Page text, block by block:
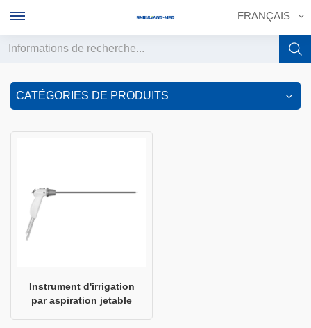
FRANÇAIS
English
français
CATÉGORIES DE PRODUITS
Instrument d'irrigation
par aspiration jetableㅤ